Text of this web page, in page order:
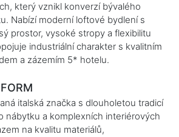
který vznikl konverzí bývalého
Nabízí moderní loftové bydlení s
prostor, vysoké stropy a flexibilitu
industriální charakter s kvalitním
a zázemím 5* hotelu.
italská značka s dlouholetou tradicí
nábytku a komplexních interiérových
na kvalitu materiálů,